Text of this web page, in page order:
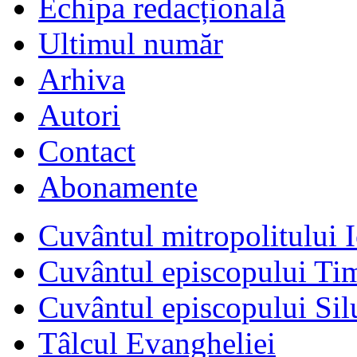
Echipa redacțională
Ultimul număr
Arhiva
Autori
Contact
Abonamente
Cuvântul mitropolitului
Cuvântul episcopului
Cuvântul episcopului
Tâlcul Evangheliei